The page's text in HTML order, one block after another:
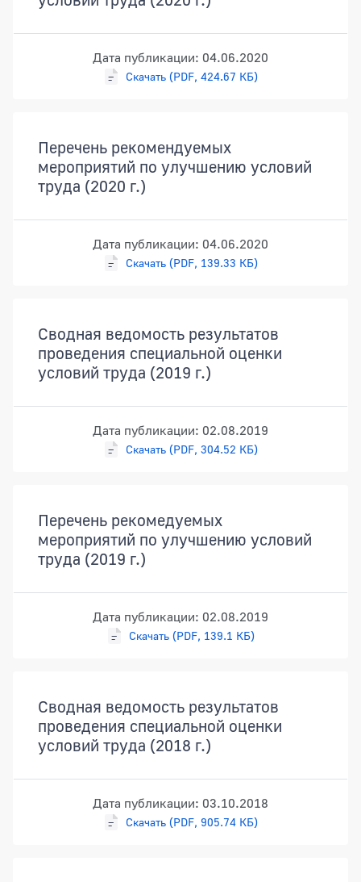
Дата публикации: 04.06.2020
Скачать (PDF, 424.67 КБ)
Перечень рекомендуемых
мероприятий по улучшению условий
труда (2020 г.)
Дата публикации: 04.06.2020
Скачать (PDF, 139.33 КБ)
Сводная ведомость результатов
проведения специальной оценки
условий труда (2019 г.)
Дата публикации: 02.08.2019
Скачать (PDF, 304.52 КБ)
Перечень рекомедуемых
мероприятий по улучшению условий
труда (2019 г.)
Дата публикации: 02.08.2019
Скачать (PDF, 139.1 КБ)
Сводная ведомость результатов
проведения специальной оценки
условий труда (2018 г.)
Дата публикации: 03.10.2018
Скачать (PDF, 905.74 КБ)